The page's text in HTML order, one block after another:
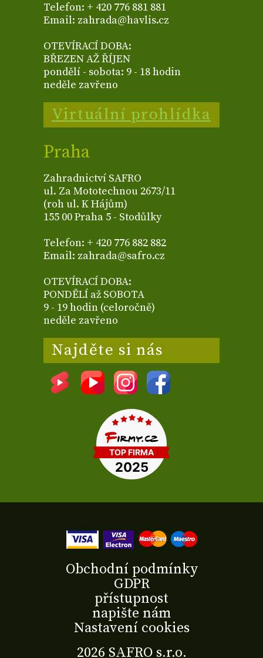
Telefon: + 420 776 881 881
Email: zahrada@havlis.cz
OTEVÍRACÍ DOBA:
BŘEZEN AŽ ŘÍJEN
pondělí - sobota: 9 - 18 hodin
neděle zavřeno
Virtuální prohlídka
Praha
Zahradnictví SAFRO
ul. Za Mototechnou 2673/11
(roh ul. K Hájům)
155 00 Praha 5 - Stodůlky
Telefon: + 420 776 882 882
Email: zahrada@safro.cz
OTEVÍRACÍ DOBA:
PONDĚLÍ až SOBOTA
9 - 19 hodin (celoročně)
neděle zavřeno
Najděte si nás
2026 SAFRO s.r.o.
Obchodní podmínky
GDPR
přístupnost
napište nám
Nastavení cookies